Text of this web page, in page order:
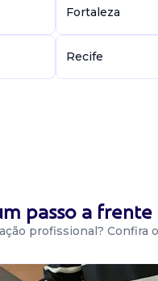
Fortaleza
Recife
passo a
profissional? Confira